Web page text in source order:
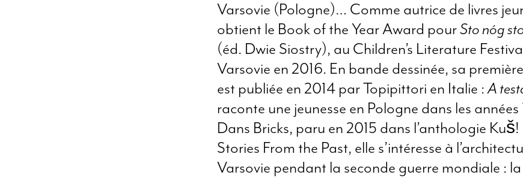
Varsovie (Pologne)… Comme autrice de livres
obtient le Book of the Year Award pourSto nóg
(éd. Dwie Siostry), au Children’s Literature
Varsovie en 2016. En bande dessinée, sa
est publiée en 2014 par Topipittori en Italie :A
raconte une jeunesse en Pologne dans les
Dans Bricks, paru en 2015 dans l’anthologie
Stories From the Past, elle s’intéresse à
Varsovie pendant la seconde guerre mondiale :